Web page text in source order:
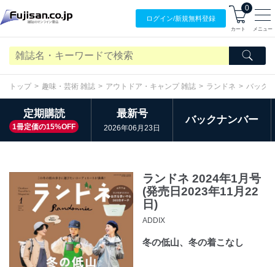
ログイン/新規無料登録
0
カート メニュー
トップ 趣味・芸術 雑誌 アウトドア・キャンプ 雑誌 ランドネ バック
定期購読
1冊定価の15%OFF
最新号
2026年06月23日
バックナンバー
ランドネ 2024年1月号
(発売日2023年11月22
日)
ADDIX
冬の低山、冬の着こなし